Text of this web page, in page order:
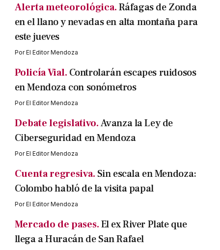
Alerta meteorológica.Ráfagas de Zonda
en el llano y nevadas en alta montaña para
este jueves
PorEl Editor Mendoza
Policía Vial. Controlarán escapes ruidosos
en Mendoza con sonómetros
PorEl Editor Mendoza
Debate legislativo.Avanza la Ley de
Ciberseguridad en Mendoza
PorEl Editor Mendoza
Cuenta regresiva. Sin escala en Mendoza:
Colombo habló de la visita papal
PorEl Editor Mendoza
Mercado de pases.El ex River Plate que
llega a Huracán de San Rafael